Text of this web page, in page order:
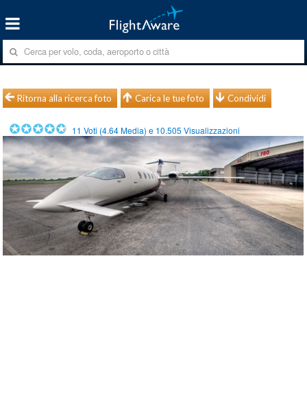
Ritorna alla ricerca foto Carica le tue foto Condividi
11 Voti (4.64Media) e 10.505 Visualizzazioni